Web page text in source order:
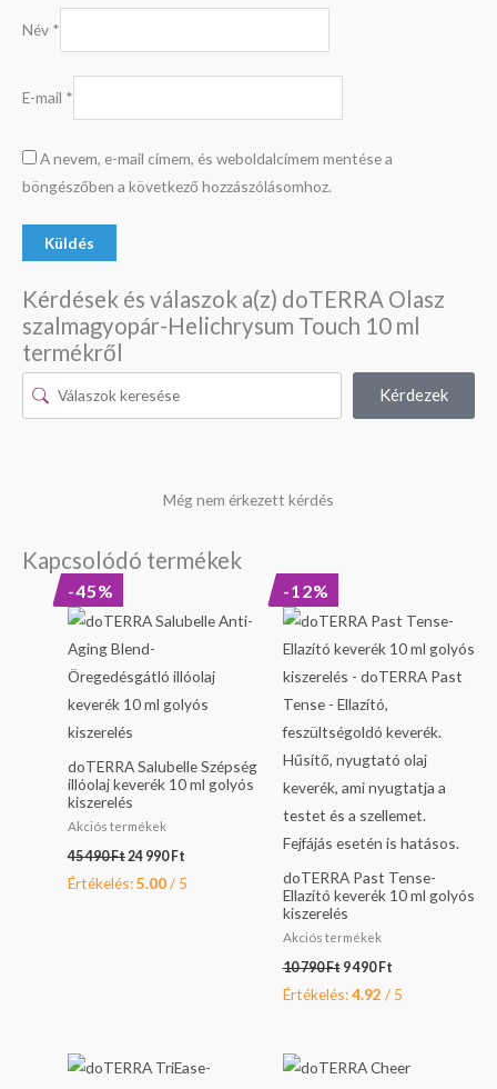
Név *
E-mail *
A nevem, e-mail címem, és weboldalcímem mentése a
böngészőben a következő hozzászólásomhoz.
Kérdések és válaszok a(z) doTERRA Olasz
szalmagyopár-Helichrysum Touch 10 ml
termékről
Kérdezek
Még nem érkezett kérdés
Kapcsolódó termékek
-45%
doTERRA Salubelle Szépség
illóolaj keverék 10 ml golyós
kiszerelés
Akciós termékek
45 490Ft
was:
490 Ft.
24 990 Ft
is:
Értékelés:5.00/ 5
-12%
doTERRA Past Tense-
Ellazító keverék 10 ml golyós
kiszerelés
Akciós termékek
10 790Ft
was:
790 Ft.
9 490 Ft
is:
490 Ft.
Értékelés:4.92 / 5